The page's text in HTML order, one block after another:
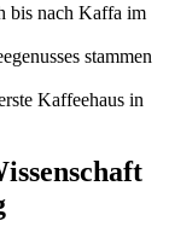
bis nach Kaffa im
stammen
Kaffeehaus in